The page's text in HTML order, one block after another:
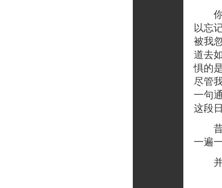
你
以忘
被我
道去
惧的
尽管
一句
这段
昔
一遍
并